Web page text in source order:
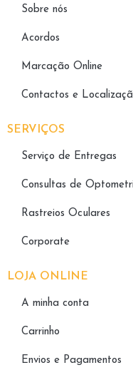
Sobre nós
Acordos
Marcação Online
Contactos e
SERVIÇOS
Serviço de Entregas
Consultas de
Rastreios Oculares
Corporate
LOJA ONLINE
A minha conta
Carrinho
Envios e Pagamentos